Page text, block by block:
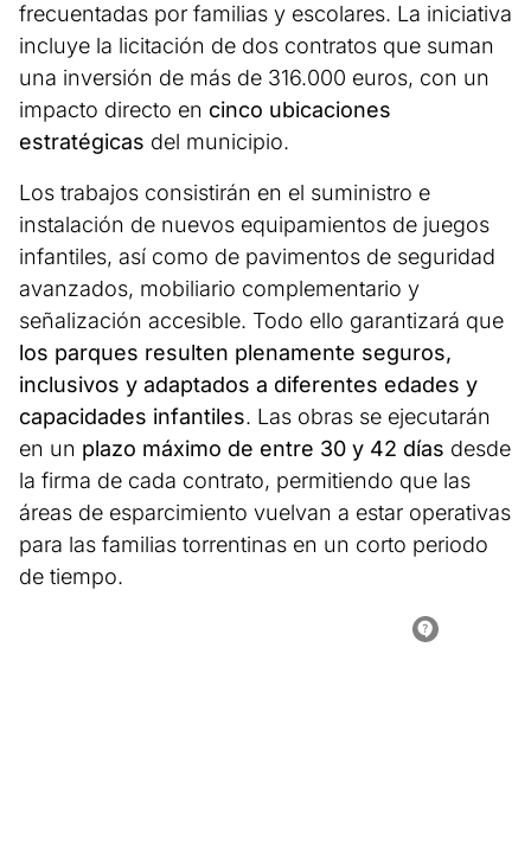
frecuentadas por familias y escolares. La iniciativa
incluye la licitación de dos contratos que suman
una inversión de más de 316.000 euros, con un
impacto directo en cinco ubicaciones
estratégicas del municipio.
Los trabajos consistirán en el suministro e
instalación de nuevos equipamientos de juegos
infantiles, así como de pavimentos de seguridad
avanzados, mobiliario complementario y
señalización accesible. Todo ello garantizará que
los parques resulten plenamente seguros,
inclusivos y adaptados a diferentes edades y
capacidades infantiles. Las obras se ejecutarán
en un plazo máximo de entre 30 y 42 días desde
la firma de cada contrato, permitiendo que las
áreas de esparcimiento vuelvan a estar operativas
para las familias torrentinas en un corto periodo
de tiempo.